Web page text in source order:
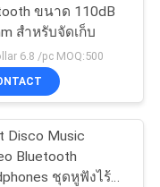
ขนาด 110dB
สำหรับจัดเก็บ
6.8 /pc MOQ:500
Disco Music
Bluetooth
ชุดหูฟังไร้